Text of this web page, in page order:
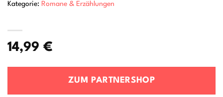
14,99 €
ZUM PARTNERSHOP
Kategorie: Romane & Erzählungen